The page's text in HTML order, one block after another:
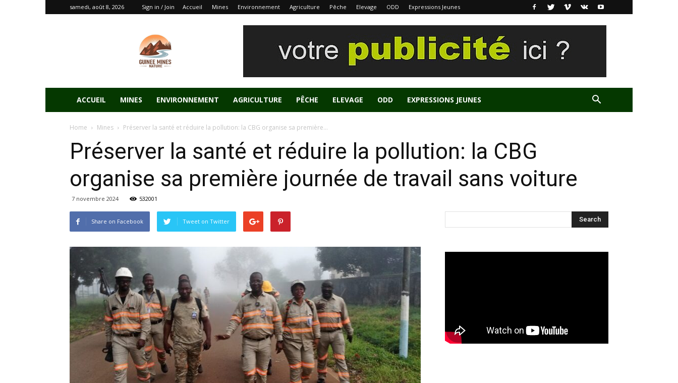
samedi, août 8, 2026 Sign in / Join Accueil Mines Environnement Agriculture Pêche Elevage ODD Expressions Jeunes
ACCUEIL MINES ENVIRONNEMENT AGRICULTURE PÊCHE ELEVAGE ODD EXPRESSIONS JEUNES
Home Mines Préserver la santé et réduire la pollution: la CBG organise sa première...
Préserver la santé et réduire la pollution: la CBG
organise sa première journée de travail sans voiture
7 novembre 2024 532001
Share on Facebook Tweet on Twitter